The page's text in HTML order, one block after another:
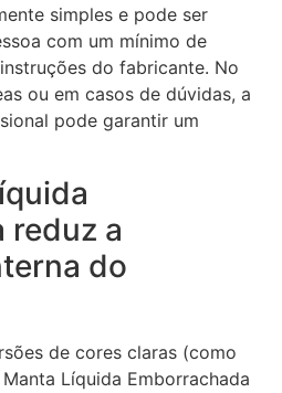
simples e pode ser
com um mínimo de
do fabricante. No
ou em casos de dúvidas, a
pode garantir um
reduz a
do
de cores claras (como
Líquida Emborrachada